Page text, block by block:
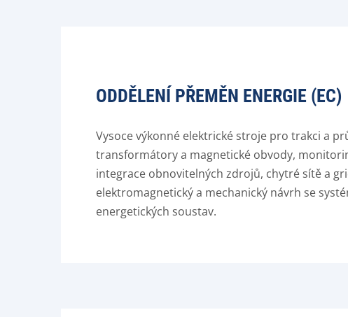
ODDĚLENÍ PŘEMĚN ENERGIE (EC)
Vysoce výkonné elektrické stroje pro trakci a
transformátory a magnetické obvody,
integrace obnovitelných zdrojů, chytré sítě a
elektromagnetický a mechanický návrh se
energetických soustav.